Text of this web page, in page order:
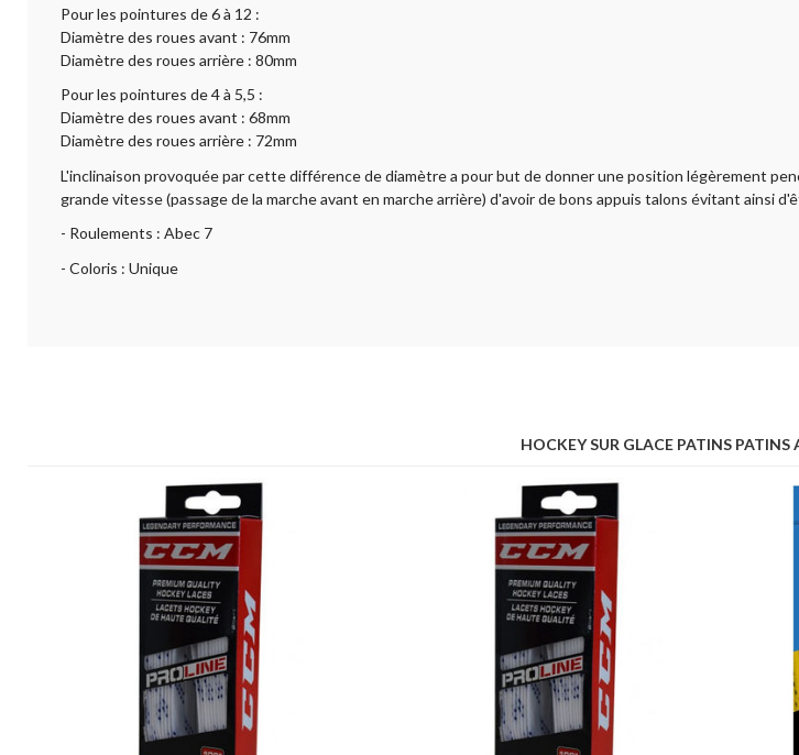
Pour les pointures de 6 à 12 :
Diamètre des roues avant : 76mm
Diamètre des roues arrière : 80mm
Pour les pointures de 4 à 5,5 :
Diamètre des roues avant : 68mm
Diamètre des roues arrière : 72mm
L'inclinaison provoquée par cette différence de diamètre a pour but de donner une position légèrement
grande vitesse (passage de la marche avant en marche arrière) d'avoir de bons appuis talons évitant ainsi
- Roulements : Abec 7
- Coloris : Unique
HOCKEY SUR GLACE PATINS PATINS